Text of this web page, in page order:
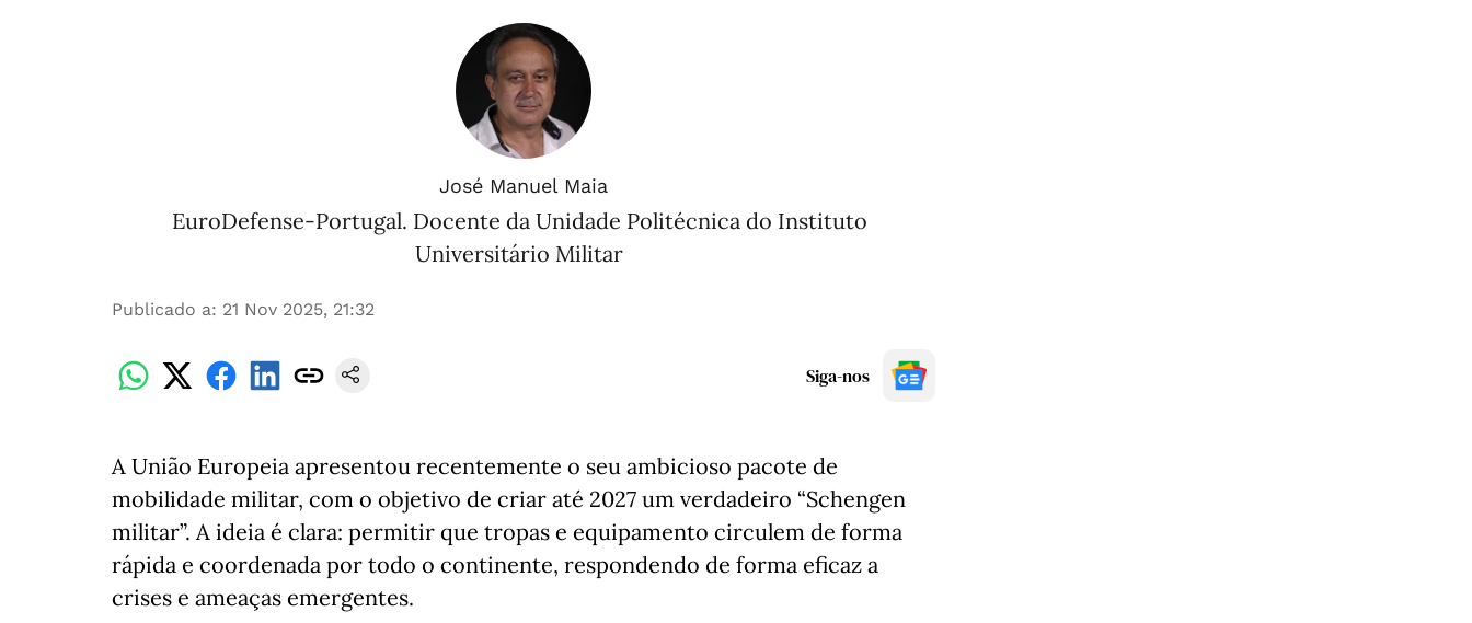
José Manuel Maia
EuroDefense-Portugal. Docente da Unidade Politécnica do Instituto
Universitário Militar
Publicado a: 21 Nov 2025, 21:32
Siga-nos
A União Europeia apresentou recentemente o seu ambicioso pacote de
mobilidade militar, com o objetivo de criar até 2027 um verdadeiro “Schengen
militar”. A ideia é clara: permitir que tropas e equipamento circulem de forma
rápida e coordenada por todo o continente, respondendo de forma eficaz a
crises e ameaças emergentes.